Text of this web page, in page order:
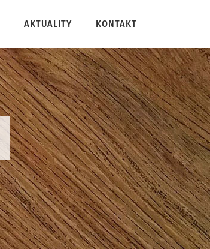
AKTUALITY KONTAKT